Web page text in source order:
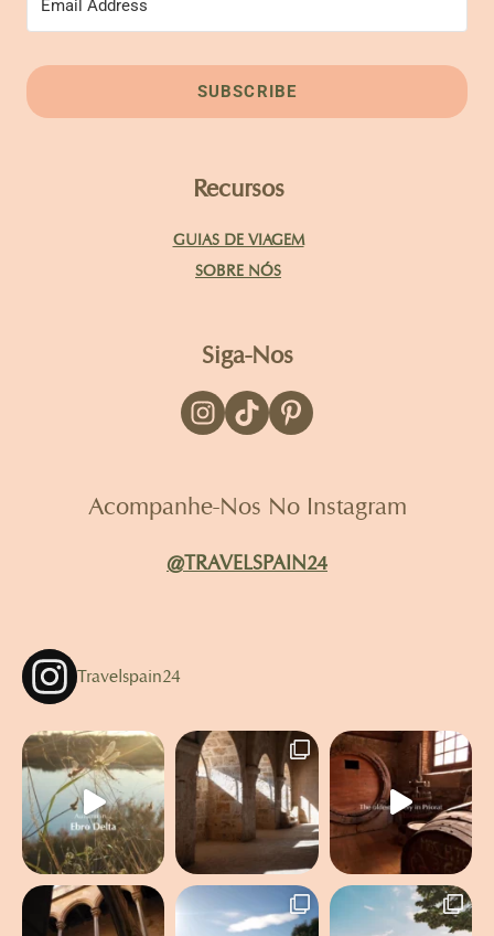
SUBSCRIBE
Recursos
GUIAS DE VIAGEM
SOBRE NÓS
Siga-Nos
Acompanhe-Nos No Instagram
@TRAVELSPAIN24
Travelspain24